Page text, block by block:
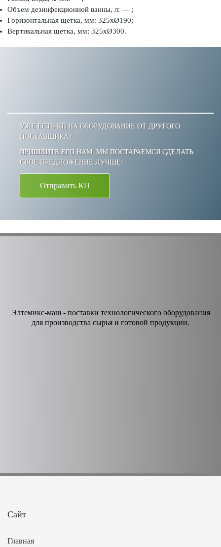
УЖЕ ЕСТЬ КП НА ОБОРУДОВАНИЕ ОТ ДРУГОГО
ПОСТАВЩИКА?
ПРИШЛИТЕ ЕГО НАМ, МЫ ПОСТАРАЕМСЯ СДЕЛАТЬ
СВОЕ ПРЕДЛОЖЕНИЕ ЛУЧШЕ!
Отправить КП
Объем дезинфекционной ванны, л: — ;
Горизонтальная щетка, мм: 325хØ190;
Вертикальная щетка, мм: 325хØ300.
Элтемикс-маш - поставки технологического оборудования
для производства сырья и готовой продукции.
Сайт
Главная